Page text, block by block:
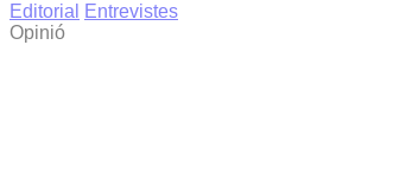
Editorial
Entrevistes
Opinió